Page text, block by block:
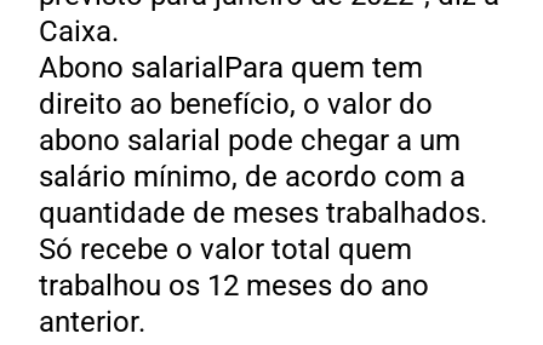
Caixa.
Abono salarialPara quem tem
direito ao benefício, o valor do
abono salarial pode chegar a um
salário mínimo, de acordo com a
quantidade de meses trabalhados.
Só recebe o valor total quem
trabalhou os 12 meses do ano
anterior.